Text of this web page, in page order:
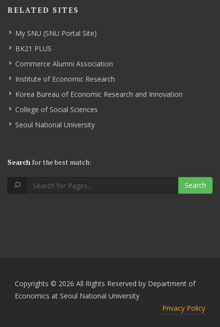
RELATED SITES
My SNU (SNU Portal Site)
BK21 PLUS
Commerce Alumni Association
Institute of Economic Research
Korea Bureau of Economic Research and Innovation
College of Social Sciences
Seoul National University
Searchfor the best match:
Search
Copyrights © 2026 All Rights Reserved by Department of
Economics at Seoul National University
Privacy Policy